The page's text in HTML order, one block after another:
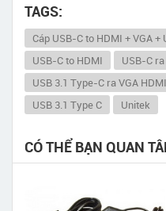
TAGS:
Cáp USB-C to HDMI + VGA +
USB-C to HDMI
USB-C
USB 3.1 Type-C ra VGA HDMI
USB 3.1 Type C
Unitek
CÓ THỂ BẠN QUAN